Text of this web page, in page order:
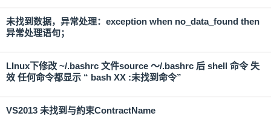
未找到数据，异常处理：exception when no_data_found then
异常处理语句；
LInux下修改 ~/.bashrc 文件source ～/.bashrc 后 shell 命令 失
效 任何命令都显示 “ bash XX :未找到命令”
VS2013 未找到与約束ContractName